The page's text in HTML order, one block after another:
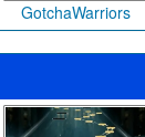
GotchaWarriors